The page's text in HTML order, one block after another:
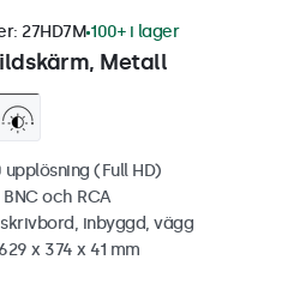
Metall
27HD7M 100+ i lager
upplösning (Full HD)
BNC och RCA
inbyggd, vägg
x 374 x 41 mm